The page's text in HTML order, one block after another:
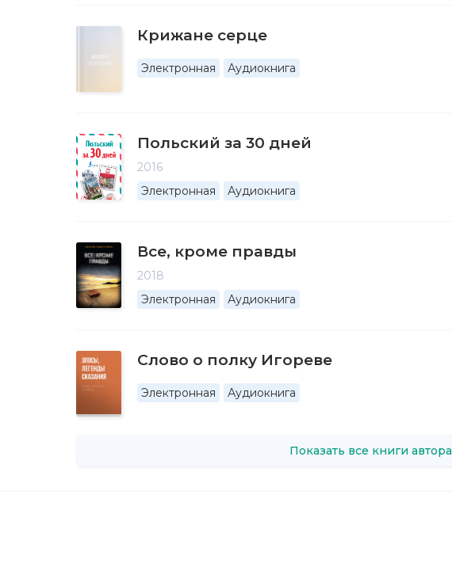
Крижане серце
Электронная Аудиокнига
Польский за 30 дней
2016
Электронная
Аудиокнига
Все, кроме правды
2018
Электронная
Аудиокнига
Слово о полку Игореве
Электронная Аудиокнига
Показать все книги автора